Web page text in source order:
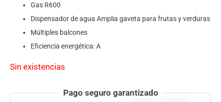
Gas R600
Dispensador de agua Amplia gaveta para frutas y verduras
Múltiples balcones
Eficiencia energética: A
Sin existencias
Pago seguro garantizado